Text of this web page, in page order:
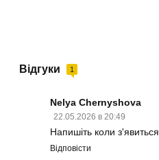
Відгуки 1
Nelya Chernyshova
22.05.2026 в 20:49
Напишіть коли з'явиться
Відповісти